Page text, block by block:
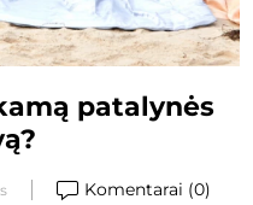
patalynės
Komentarai (0)